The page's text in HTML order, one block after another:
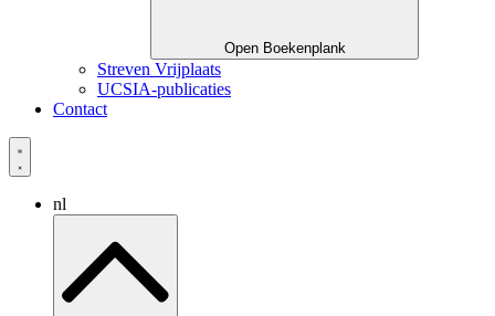
Open Boekenplank
Streven Vrijplaats
UCSIA-publicaties
Contact
nl